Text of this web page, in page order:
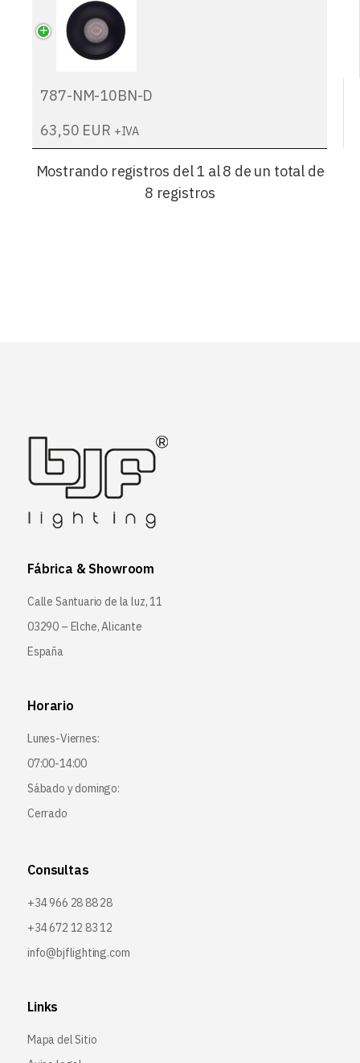
787-NM-10BN-D
63,50 EUR +IVA
Mostrando registros del 1 al 8 de un total de
8 registros
Fábrica & Showroom
Calle Santuario de la luz, 11
03290 – Elche, Alicante
España
Horario
Lunes-Viernes:
07:00-14:00
Sábado y domingo:
Cerrado
Consultas
+34 966 28 88 28
+34 672 12 83 12
info@bjflighting.com
Links
Mapa del Sitio